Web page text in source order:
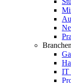
Branchen
IT